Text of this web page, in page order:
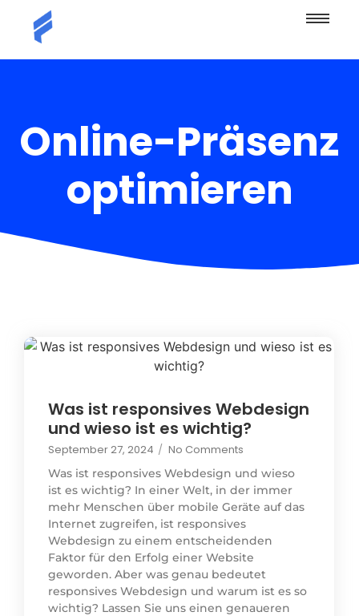
Online-Präsenz
optimieren
Was ist responsives Webdesign
und wieso ist es wichtig?
September 27, 2024 / No Comments
Was ist responsives Webdesign und wieso
ist es wichtig? In einer Welt, in der immer
mehr Menschen über mobile Geräte auf das
Internet zugreifen, ist responsives
Webdesign zu einem entscheidenden
Faktor für den Erfolg einer Website
geworden. Aber was genau bedeutet
responsives Webdesign und warum ist es so
wichtig? Lassen Sie uns einen genaueren